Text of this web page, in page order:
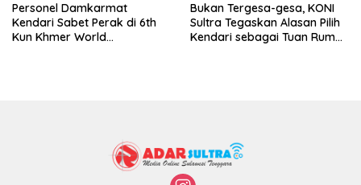
Personel Damkarmat
Kendari Sabet Perak di 6th
Kun Khmer World
Bukan Tergesa-gesa, KONI
Sultra Tegaskan Alasan Pilih
Kendari sebagai Tuan Rumah